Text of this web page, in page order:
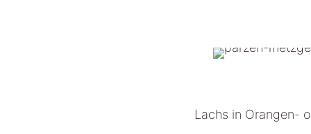
Lachs in Orangen-